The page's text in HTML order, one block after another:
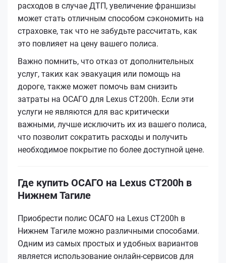
расходов в случае ДТП, увеличение франшизы
может стать отличным способом сэкономить на
страховке, так что не забудьте рассчитать, как
это повлияет на цену вашего полиса.
Важно помнить, что отказ от дополнительных
услуг, таких как эвакуация или помощь на
дороге, также может помочь вам снизить
затраты на ОСАГО для Lexus CT200h. Если эти
услуги не являются для вас критически
важными, лучше исключить их из вашего полиса,
что позволит сократить расходы и получить
необходимое покрытие по более доступной цене.
Где купить ОСАГО на Lexus CT200h в
Нижнем Тагиле
Приобрести полис ОСАГО на Lexus CT200h в
Нижнем Тагиле можно различными способами.
Одним из самых простых и удобных вариантов
является использование онлайн-сервисов для